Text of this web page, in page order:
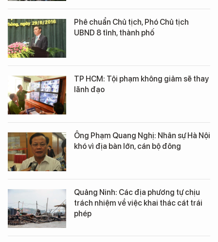
Phê chuẩn Chủ tịch, Phó Chủ tịch
UBND 8 tỉnh, thành phố
TP HCM: Tội phạm không giảm sẽ thay
lãnh đạo
Ông Phạm Quang Nghị: Nhân sự Hà Nội
khó vì địa bàn lớn, cán bộ đông
Quảng Ninh: Các địa phương tự chịu
trách nhiệm về việc khai thác cát trái
phép